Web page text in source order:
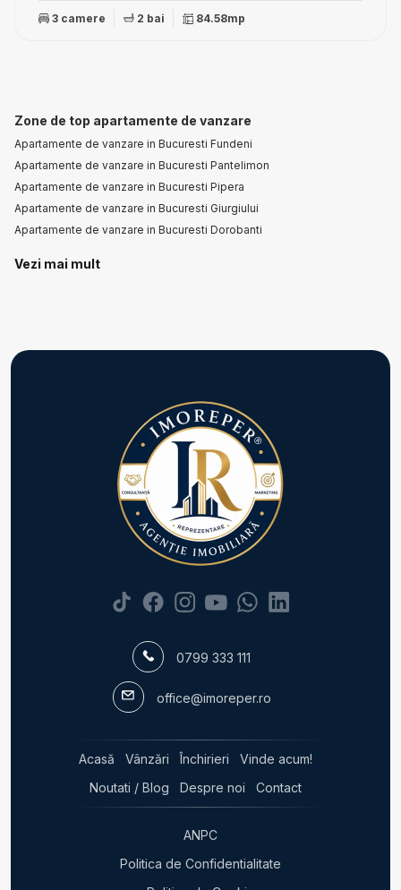
3 camere 2 bai 84.58mp
Zone de top apartamente de vanzare
Apartamente de vanzare in Bucuresti Fundeni
Apartamente de vanzare in Bucuresti Pantelimon
Apartamente de vanzare in Bucuresti Pipera
Apartamente de vanzare in Bucuresti Giurgiului
Apartamente de vanzare in Bucuresti Dorobanti
Apartamente de vanzare in Bucuresti P-ta Unirii
Apartamente de vanzare in Bucuresti Unirii
Numar de camere apartamente de vanzare
Apartamente de vanzare 1 camera
Apartamente de vanzare 2 camere
Apartamente de vanzare 3 camere
Apartamente de vanzare 4 camere
Apartamente de vanzare 5 camere
Apartamente de vanzare
Apartamente de vanzare in Bucuresti Fundeni
Apartamente de vanzare in Bucuresti Pipera
Apartamente de vanzare in Bucuresti Giurgiului
Apartamente de vanzare in Bucuresti Dorobanti
Apartamente de vanzare in Voluntari
Apartamente de vanzare in Bucuresti P-ta Victoriei
Case de vanzare in Voluntari
Vezi mai mult
0799 333 111
office@imoreper.ro
Acasă Vânzări Închirieri
Vinde acum!
Noutati / Blog
Despre noi Contact
ANPC
Politica de Confidentialitate